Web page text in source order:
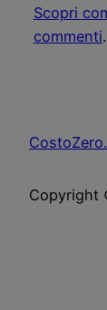
Scopri
commenti.
Copyright